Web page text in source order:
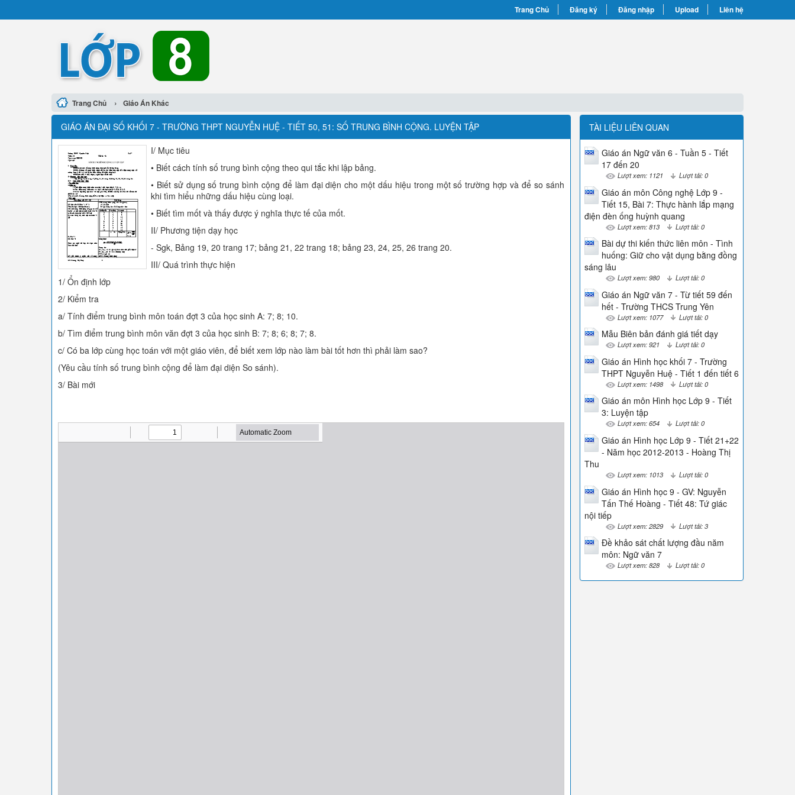
Trang Chủ Đăng ký Đăng nhập Upload Liên hệ
Trang Chủ › Giáo Án Khác
GIÁO ÁN ĐẠI SỐ KHỐI 7 - TRƯỜNG THPT NGUYỄN HUỆ - TIẾT 50, 51: SỐ TRUNG BÌNH CỘNG. LUYỆN TẬP
I/ Mục tiêu
• Biết cách tính số trung bình cộng theo qui tắc khi lập bảng.
• Biết sử dụng số trung bình cộng để làm đại diện cho một dấu hiệu trong một số trường hợp và để so sánh
khi tìm hiểu những dấu hiệu cùng loại.
• Biết tìm mốt và thấy được ý nghĩa thực tế của mốt.
II/ Phương tiện dạy học
- Sgk, Bảng 19, 20 trang 17; bảng 21, 22 trang 18; bảng 23, 24, 25, 26 trang 20.
III/ Quá trình thực hiện
1/ Ổn định lớp
2/ Kiểm tra
a/ Tính điểm trung bình môn toán đợt 3 của học sinh A: 7; 8; 10.
b/ Tìm điểm trung bình môn văn đợt 3 của học sinh B: 7; 8; 6; 8; 7; 8.
c/ Có ba lớp cùng học toán với một giáo viên, để biết xem lớp nào làm bài tốt hơn thì phải làm sao?
(Yêu cầu tính số trung bình cộng để làm đại diện So sánh).
3/ Bài mới
TÀI LIỆU LIÊN QUAN
Giáo án Ngữ văn 6 - Tuần 5 - Tiết
17 đến 20
Lượt xem: 1121 Lượt tải: 0
Giáo án môn Công nghệ Lớp 9 -
Tiết 15, Bài 7: Thực hành lắp mạng
điện đèn ống huỳnh quang
Lượt xem: 813 Lượt tải: 0
Bài dự thi kiến thức liên môn - Tình
huống: Giữ cho vật dụng bằng đồng
sáng lâu
Lượt xem: 980 Lượt tải: 0
Giáo án Ngữ văn 7 - Từ tiết 59 đến
hết - Trường THCS Trung Yên
Lượt xem: 1077 Lượt tải: 0
Mẫu Biên bản đánh giá tiết dạy
Lượt xem: 921 Lượt tải: 0
Giáo án Hình học khối 7 - Trường
THPT Nguyễn Huệ - Tiết 1 đến tiết 6
Lượt xem: 1498 Lượt tải: 0
Giáo án môn Hình học Lớp 9 - Tiết
3: Luyện tập
Lượt xem: 654 Lượt tải: 0
Giáo án Hình học Lớp 9 - Tiết 21+22
- Năm học 2012-2013 - Hoàng Thị
Thu
Lượt xem: 1013 Lượt tải: 0
Giáo án Hình học 9 - GV: Nguyễn
Tấn Thế Hoàng - Tiết 48: Tứ giác
nội tiếp
Lượt xem: 2829 Lượt tải: 3
Đề khảo sát chất lượng đầu năm
môn: Ngữ văn 7
Lượt xem: 828 Lượt tải: 0